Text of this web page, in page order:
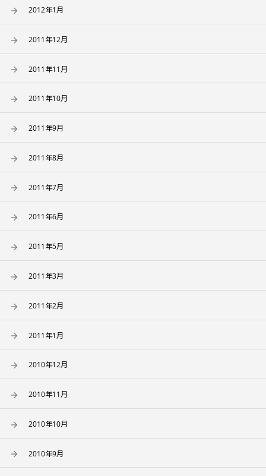
2012年1月
2011年12月
2011年11月
2011年10月
2011年9月
2011年8月
2011年7月
2011年6月
2011年5月
2011年3月
2011年2月
2011年1月
2010年12月
2010年11月
2010年10月
2010年9月